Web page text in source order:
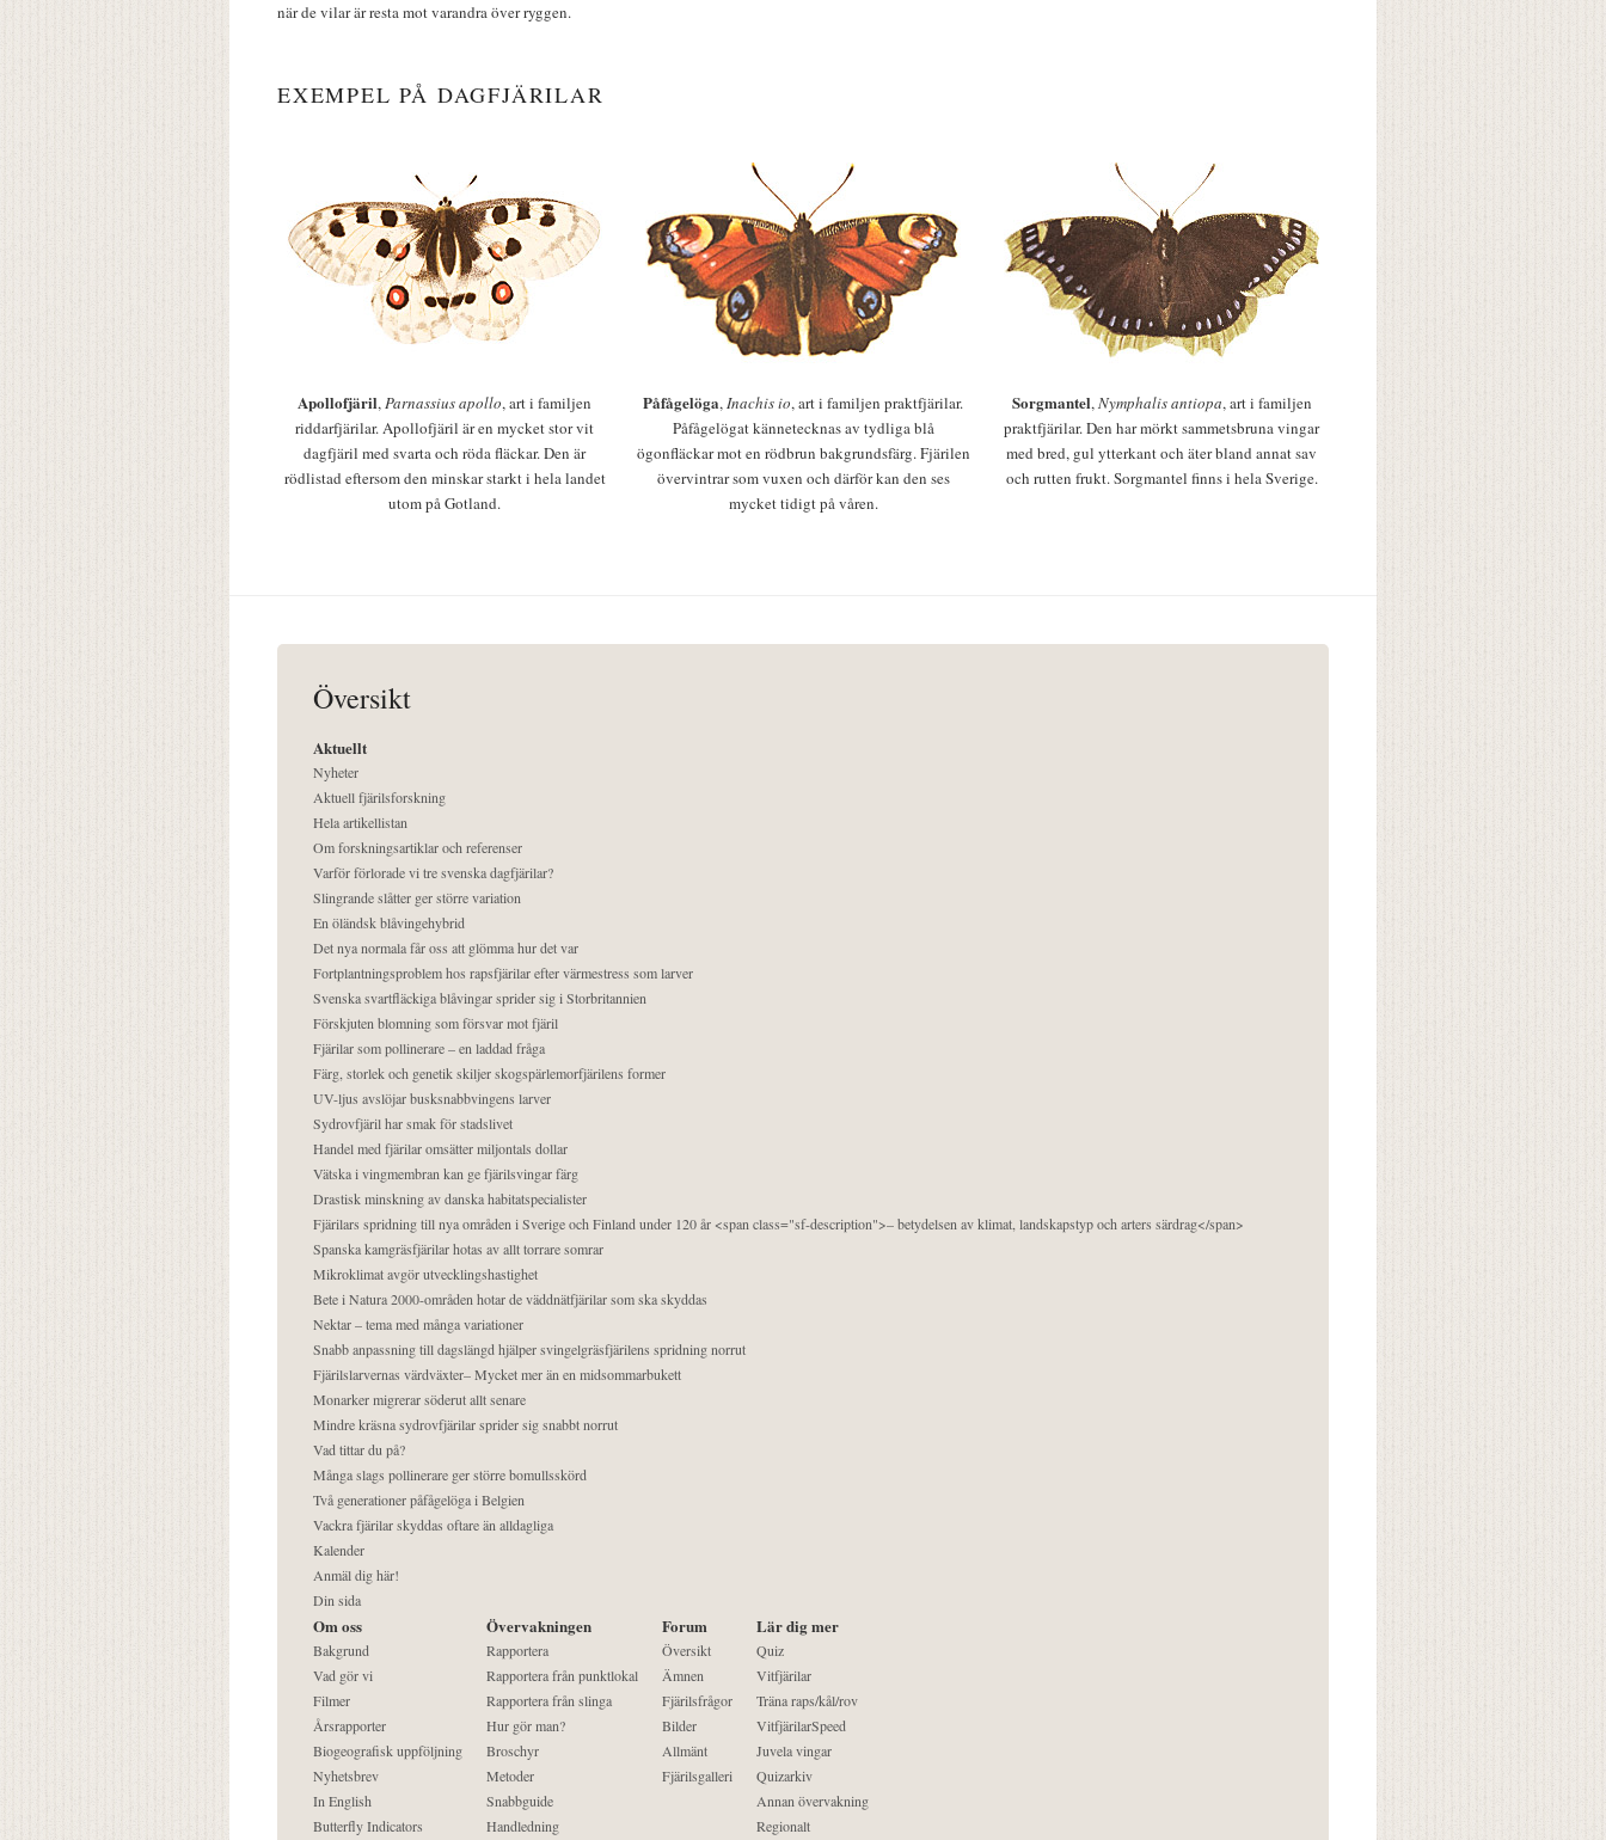
när de vilar är resta mot varandra över ryggen.
EXEMPEL PÅ DAGFJÄRILAR
Apollofjäril,Parnassius apollo, art i familjen
riddarfjärilar. Apollofjäril är en mycket stor vit
dagfjäril med svarta och röda fläckar. Den är
rödlistad eftersom den minskar starkt i hela landet
utom på Gotland.
Påfågelöga,Inachis io, art i familjen praktfjärilar.
Påfågelögat kännetecknas av tydliga blå
ögonfläckar mot en rödbrun bakgrundsfärg. Fjärilen
övervintrar som vuxen och därför kan den ses
mycket tidigt på våren.
Sorgmantel,Nymphalis antiopa, art i familjen
praktfjärilar. Den har mörkt sammetsbruna vingar
med bred, gul ytterkant och äter bland annat sav
och rutten frukt. Sorgmantel finns i hela Sverige.
Översikt
Aktuellt
Nyheter
Aktuell fjärilsforskning
Hela artikellistan
Om forskningsartiklar och referenser
Varför förlorade vi tre svenska dagfjärilar?
Slingrande slåtter ger större variation
En öländsk blåvingehybrid
Det nya normala får oss att glömma hur det var
Fortplantningsproblem hos rapsfjärilar efter värmestress som larver
Svenska svartfläckiga blåvingar sprider sig i Storbritannien
Förskjuten blomning som försvar mot fjäril
Fjärilar som pollinerare – en laddad fråga
Färg, storlek och genetik skiljer skogspärlemorfjärilens former
UV-ljus avslöjar busksnabbvingens larver
Sydrovfjäril har smak för stadslivet
Handel med fjärilar omsätter miljontals dollar
Vätska i vingmembran kan ge fjärilsvingar färg
Drastisk minskning av danska habitatspecialister
Fjärilars spridning till nya områden i Sverige och Finland under 120 år <span class="sf-description">– betydelsen av klimat, landskapstyp och arters särdrag</span>
Spanska kamgräsfjärilar hotas av allt torrare somrar
Mikroklimat avgör utvecklingshastighet
Bete i Natura 2000-områden hotar de väddnätfjärilar som ska skyddas
Nektar – tema med många variationer
Snabb anpassning till dagslängd hjälper svingelgräsfjärilens spridning norrut
Fjärilslarvernas värdväxter– Mycket mer än en midsommarbukett
Monarker migrerar söderut allt senare
Mindre kräsna sydrovfjärilar sprider sig snabbt norrut
Vad tittar du på?
Många slags pollinerare ger större bomullsskörd
Två generationer påfågelöga i Belgien
Vackra fjärilar skyddas oftare än alldagliga
Kalender
Anmäl dig här!
Din sida
Om oss
Bakgrund
Vad gör vi
Filmer
Årsrapporter
Biogeografisk uppföljning
Nyhetsbrev
In English
Butterfly Indicators
Övervakningen
Rapportera
Rapportera från punktlokal
Rapportera från slinga
Hur gör man?
Broschyr
Metoder
Snabbguide
Handledning
Forum
Översikt
Ämnen
Fjärilsfrågor
Bilder
Allmänt
Fjärilsgalleri
Lär dig mer
Quiz
Vitfjärilar
Träna raps/kål/rov
VitfjärilarSpeed
Juvela vingar
Quizarkiv
Annan övervakning
Regionalt